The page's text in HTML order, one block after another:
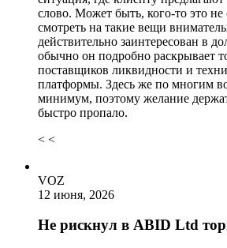
слово. Может быть, кого-то это
смотреть на такие вещи
действительно заинтересован в
обычно он подробно раскрывает
поставщиков ликвидности и
платформы. Здесь же по многим
минимум, поэтому желание
быстро пропало.
< <
VOZ
12 июня, 2026
Не рискнул в ABID Ltd